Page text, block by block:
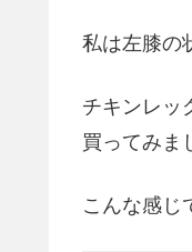
私は左膝の
チキンレッ
買ってみま
こんな感じ